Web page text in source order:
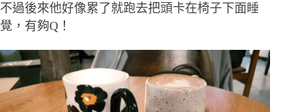
不過後來他好像累了就跑去把頭卡在椅子下面睡
覺，有夠Q！